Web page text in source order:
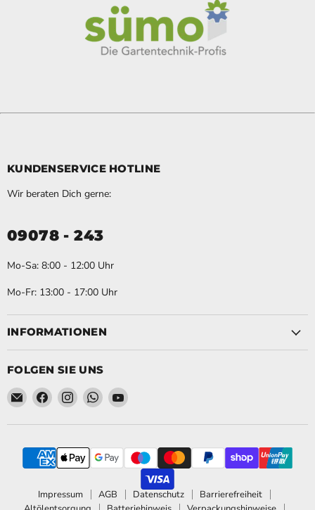
KUNDENSERVICE HOTLINE
Wir beraten Dich gerne:
09078 - 243
Mo-Sa: 8:00 - 12:00 Uhr
Mo-Fr: 13:00 - 17:00 Uhr
INFORMATIONEN
FOLGEN SIE UNS
Email Schweihofer - Die STIHL Experten.
Finden Sie uns auf Facebook
Finden Sie uns auf Instagram
Finden Sie uns auf WhatsApp
Finden Sie uns auf YouTube
Impressum AGB Datenschutz
Barrierefreiheit